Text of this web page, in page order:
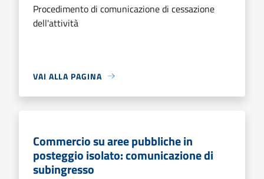
Procedimento di comunicazione di cessazione
dell'attività
VAI ALLA PAGINA
Commercio su aree pubbliche in
posteggio isolato: comunicazione di
subingresso